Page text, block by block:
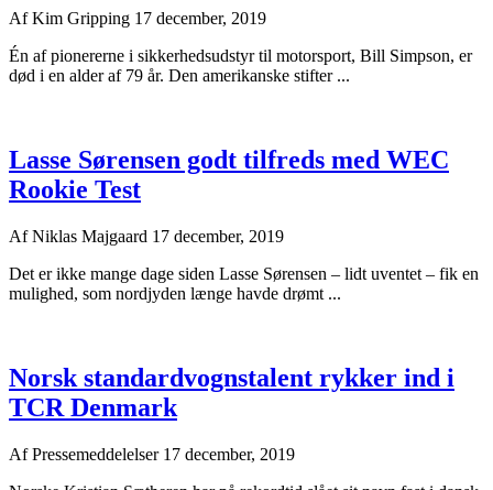
AfKim Gripping 17 december, 2019
Én af pionererne i sikkerhedsudstyr til motorsport, Bill Simpson, er
død i en alder af 79 år. Den amerikanske stifter ...
Lasse Sørensen godt tilfreds med WEC
Rookie Test
AfNiklas Majgaard 17 december, 2019
Det er ikke mange dage siden Lasse Sørensen – lidt uventet – fik en
mulighed, som nordjyden længe havde drømt ...
Norsk standardvognstalent rykker ind i
TCR Denmark
AfPressemeddelelser 17 december, 2019